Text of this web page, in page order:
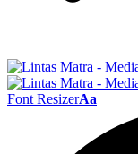
Font ResizerAa